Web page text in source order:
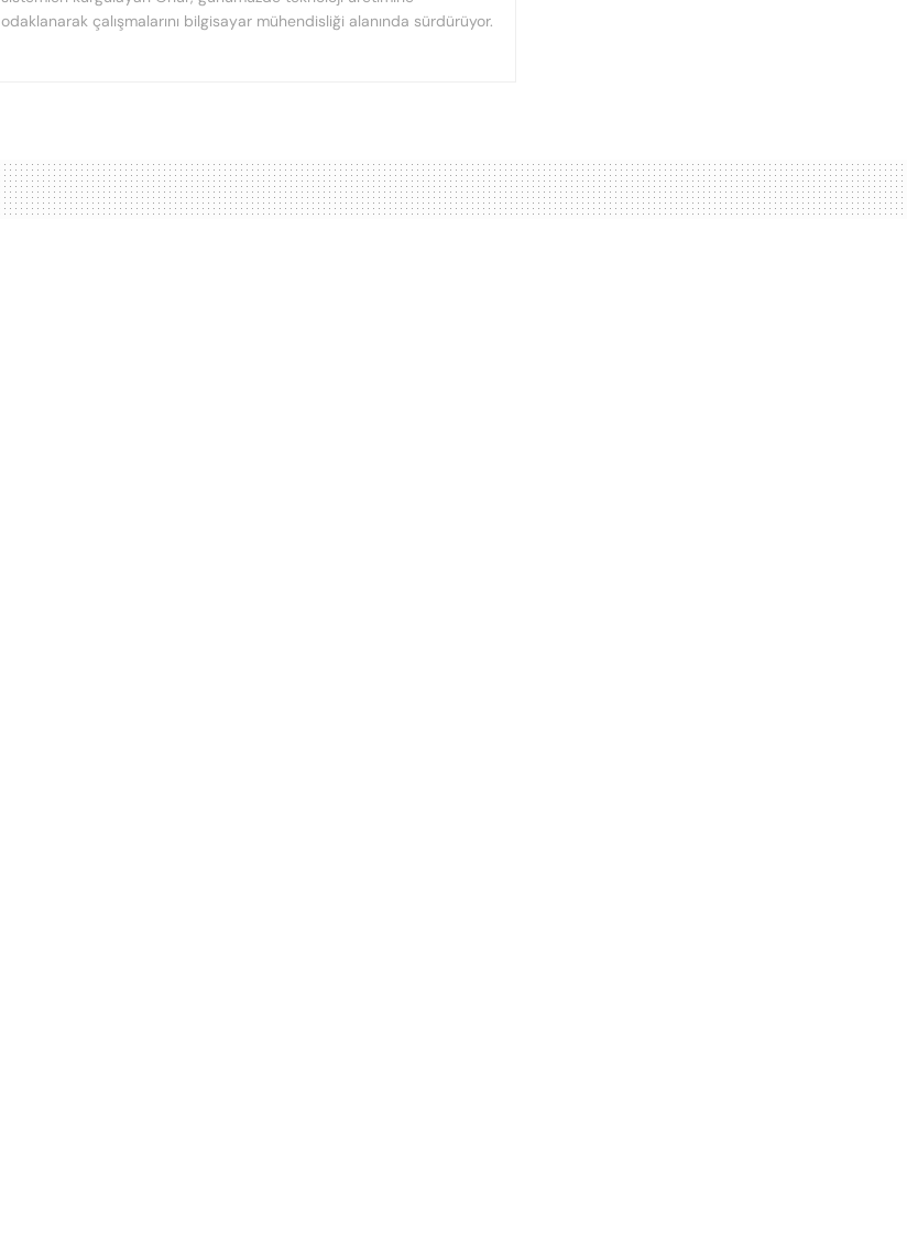
odaklanarak çalışmalarını bilgisayar mühendisliği alanında sürdürüyor.